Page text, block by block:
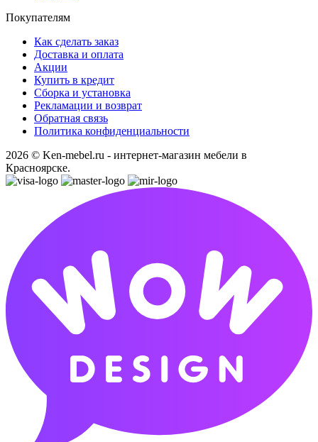
Покупателям
Как сделать заказ
Доставка и оплата
Акции
Купить в кредит
Сборка и установка
Рекламации и возврат
Обратная связь
Политика конфиденциальности
2026 © Ken-mebel.ru - интернет-магазин мебели в
Красноярске.